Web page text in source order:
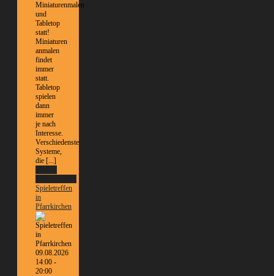
Miniaturenmalen
und
Tabletop
statt!
Miniaturen
anmalen
findet
immer
statt.
Tabletop
spielen
dann
immer
je nach
Interesse.
Verschiedenste
Systeme,
die [...]
Spieletreffen
in
Pfarrkirchen
09.08.2026
14:00 -
20:00